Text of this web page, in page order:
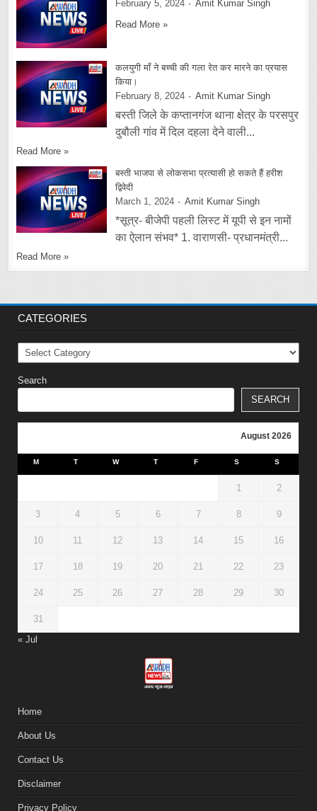
February 5, 2024
Amit Kumar Singh
Read More »
कलयुगी माँ ने बच्ची की गला रेत कर मारने का प्रयास
किया।
February 8, 2024
Amit Kumar Singh
बस्ती जिले के कप्तानगंज थाना क्षेत्र के परसपुर
दुबौली गांव में दिल दहला देने वाली...
Read More »
बस्ती भाजपा से लोकसभा प्रत्यासी हो सकते हैं हरीश
द्विवेदी
March 1, 2024
Amit Kumar Singh
*सूत्र- बीजेपी पहली लिस्ट में यूपी से इन नामों
का ऐलान संभव* 1. वाराणसी- प्रधानमंत्री...
Read More »
CATEGORIES
Categories
Search
SEARCH
August 2026
M T W T F S S
1 2
3 4 5 6 7 8 9
10 11 12 13 14 15 16
17 18 19 20 21 22 23
24 25 26 27 28 29 30
31
« Jul
Home
About Us
Contact Us
Disclaimer
Privacy Policy